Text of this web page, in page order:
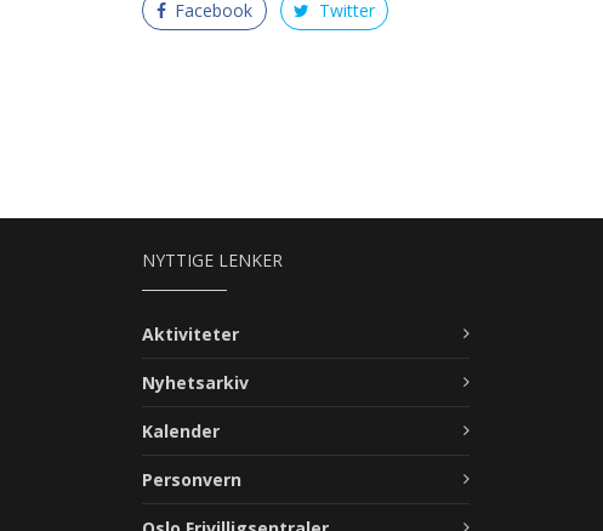
Facebook Twitter
NYTTIGE LENKER
Aktiviteter
Nyhetsarkiv
Kalender
Personvern